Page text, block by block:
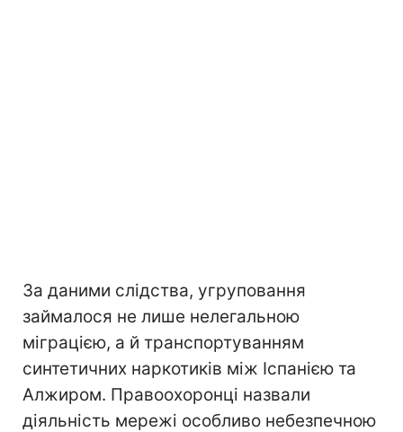
За даними слідства, угруповання
займалося не лише нелегальною
міграцією, а й транспортуванням
синтетичних наркотиків між Іспанією та
Алжиром. Правоохоронці назвали
діяльність мережі особливо небезпечною